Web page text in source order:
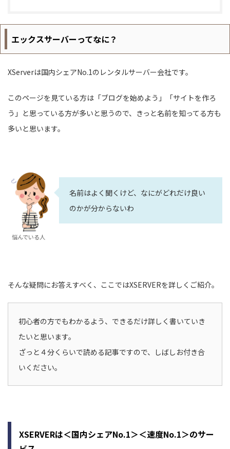
エックスサーバーってなに？
XServerは国内シェアNo.1のレンタルサーバー会社です。
このページを見ている方は「ブログを始めよう」「サイトを作ろ
う」と思っている方が多いと思うので、きっと名前を知ってる方も
多いと思います。
悩んでいる人
名前はよく聞くけど、なにがどれだけ良い
のかが分からないわ
そんな疑問にお答えすべく、ここではXSERVERを詳しくご紹介。
初心者の方でもわかるよう、できるだけ詳しく書いていき
たいと思います。
ざっと４分くらいで読める記事ですので、しばしお付き合
いください。
XSERVERは＜国内シェアNo.1＞＜速度No.1＞のサー